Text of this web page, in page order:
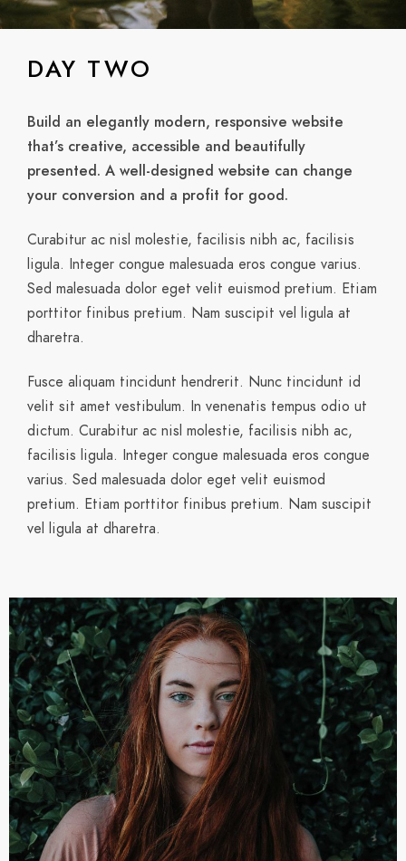
DAY TWO
Build an elegantly modern, responsive website
that’s creative, accessible and beautifully
presented. A well-designed website can change
Curabitur ac nisl molestie, facilisis nibh ac, facilisis
ligula. Integer congue malesuada eros congue varius.
Sed malesuada dolor eget velit euismod pretium. Etiam
porttitor finibus pretium. Nam suscipit vel ligula at
Fusce aliquam tincidunt hendrerit. Nunc tincidunt id
velit sit amet vestibulum. In venenatis tempus odio ut
dictum. Curabitur ac nisl molestie, facilisis nibh ac,
facilisis ligula. Integer congue malesuada eros congue
varius. Sed malesuada dolor eget velit euismod
pretium. Etiam porttitor finibus pretium. Nam suscipit